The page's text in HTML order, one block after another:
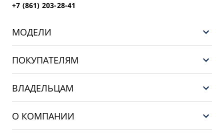
+7 (861) 203-28-41
МОДЕЛИ
EX5
PREFACE
CITYRAY
ПОКУПАТЕЛЯМ
ВЛАДЕЛЬЦАМ
О КОМПАНИИ